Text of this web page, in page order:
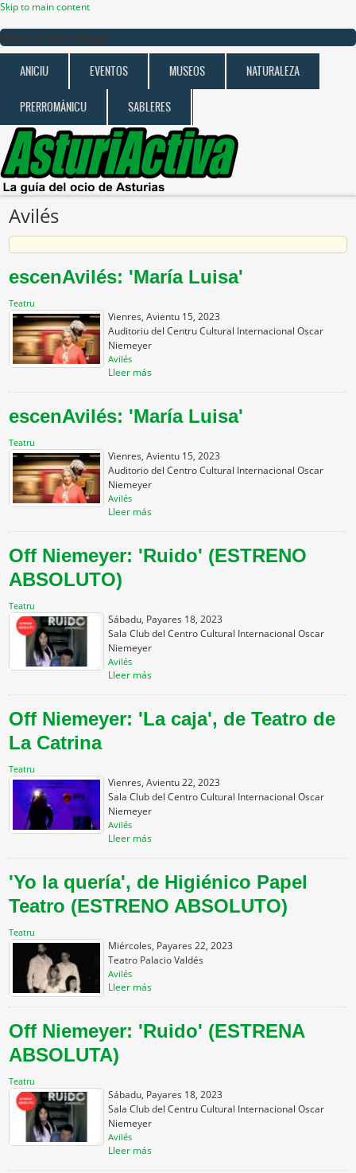
Skip to main content
Menú principal
ANICIU EVENTOS MUSEOS NATURALEZA
PRERROMÁNICU SABLERES
Avilés
escenAvilés: 'María Luisa'
Teatru
Vienres, Avientu 15, 2023
Auditoriu del Centru Cultural Internacional Oscar
Niemeyer
Avilés
Lleer más
escenAvilés: 'María Luisa'
Teatru
Vienres, Avientu 15, 2023
Auditorio del Centro Cultural Internacional Oscar
Niemeyer
Avilés
Lleer más
Off Niemeyer: 'Ruido' (ESTRENO
ABSOLUTO)
Teatru
Sábadu, Payares 18, 2023
Sala Club del Centro Cultural Internacional Oscar
Niemeyer
Avilés
Lleer más
Off Niemeyer: 'La caja', de Teatro de
La Catrina
Teatru
Vienres, Avientu 22, 2023
Sala Club del Centro Cultural Internacional Oscar
Niemeyer
Avilés
Lleer más
'Yo la quería', de Higiénico Papel
Teatro (ESTRENO ABSOLUTO)
Teatru
Miércoles, Payares 22, 2023
Teatro Palacio Valdés
Avilés
Lleer más
Off Niemeyer: 'Ruido' (ESTRENA
ABSOLUTA)
Teatru
Sábadu, Payares 18, 2023
Sala Club del Centru Cultural Internacional Oscar
Niemeyer
Avilés
Lleer más